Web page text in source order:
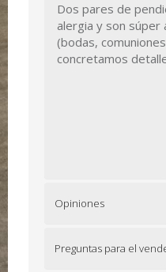
Dos pares de
alergia y son súper
(bodas,
concretamos
Opiniones
Preguntas para el